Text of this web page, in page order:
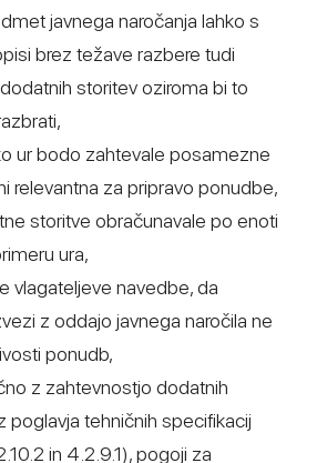
javnega naročanja lahko s
brez težave razbere tudi
storitev oziroma bi to
ur bodo zahtevale posamezne
relevantna za pripravo ponudbe,
storitve obračunavale po enoti
ura,
vlagateljeve navedbe, da
z oddajo javnega naročila ne
ponudb,
z zahtevnostjo dodatnih
poglavja tehničnih specifikacij
in 4.2.9.1), pogoji za